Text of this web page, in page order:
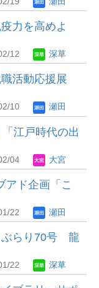
力を高めよ
12 深草
活動応援展
10 瀬田
江戸時代の出
04 大宮
アド企画「こ
22 瀬田
ぶらり70号 龍
22 深草